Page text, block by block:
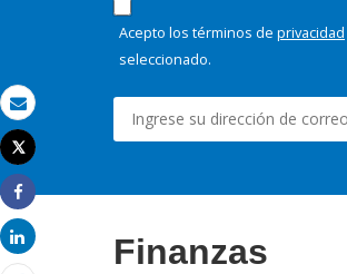
Correo electrónico
Imprimir
Tweet
Share
Share
Acepto los términos de privacidad
seleccionado.
Finanzas